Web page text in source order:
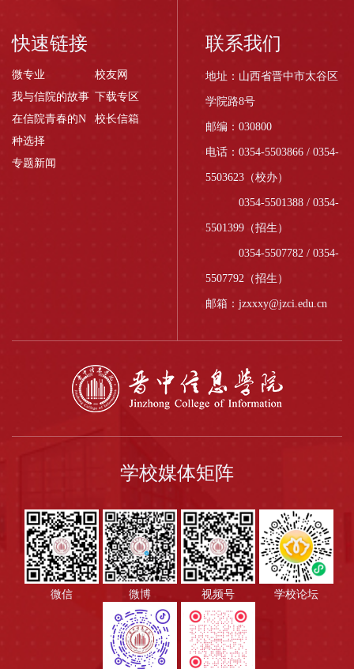
快速链接
微专业
校友网
我与信院的故事 下载专区
在信院青春的N
种选择
校长信箱
专题新闻
联系我们
地址：山西省晋中市太谷区
学院路8号
邮编：030800
电话：0354-5503866 / 0354-
5503623（校办）
0354-5501388 / 0354-
5501399（招生）
0354-5507782 / 0354-
5507792（招生）
邮箱：jzxxxy@jzci.edu.cn
学校媒体矩阵
微信 微博 视频号 学校论坛